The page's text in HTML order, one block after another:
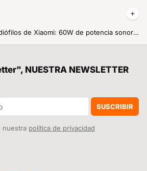
Otro regalo para audiófilos de Xiaomi: 60W de potencia sonora para el segundo altavoz más grande de Xiaomi
Ya ni del técnico de reparaciones del móvil te puedes fiar: el caso del técnico de Valladolid que robaba vídeos de WhatsApp
NUESTRA NEWSLETTER
SUSCRIBIR
nuestra política de privacidad